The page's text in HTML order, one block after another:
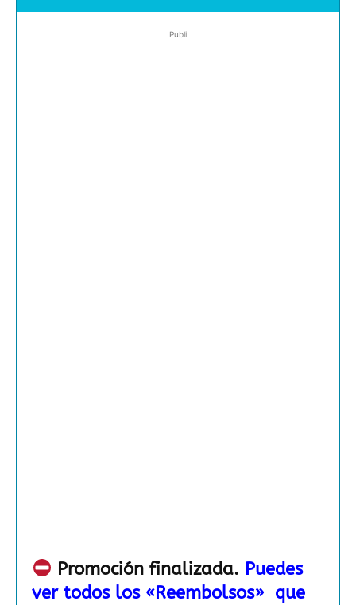
Publi
Promoción finalizada. Puedes
ver todos los «Reembolsos» que